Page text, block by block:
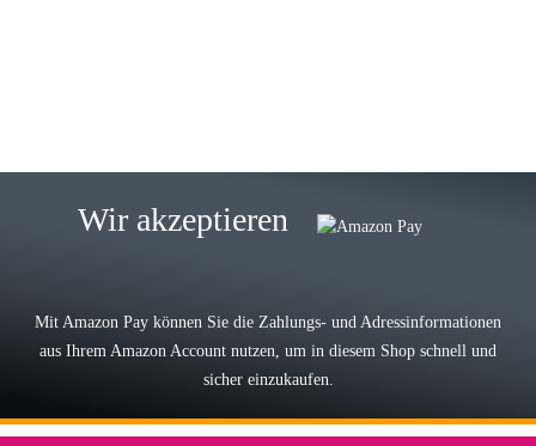
Lieferung, man kann bedenkenlos
Der Koffer macht einen sehr soliden
Wir akzeptieren
Mit Amazon Pay können Sie die Zahlungs- und Adressinformationen
aus Ihrem Amazon Account nutzen, um in diesem Shop schnell und
sicher einzukaufen.